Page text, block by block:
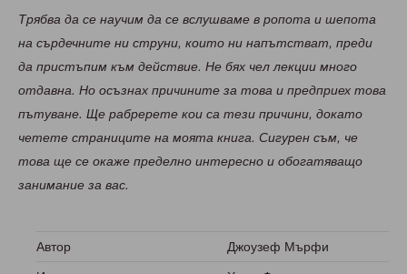
Трябва да се научим да се вслушваме в ропота и шепота
на сърдечните ни струни, които ни напътстват, преди
да пристъпим към действие. Не бях чел лекции много
отдавна. Но осъзнах причините за това и предприех това
пътуване. Ще рабререте кои са тези причини, докато
четете страниците на моята книга. Сигурен съм, че
това ще се окаже пределно интересно и обогатяващо
занимание за вас.
Автор Джоузеф Мърфи